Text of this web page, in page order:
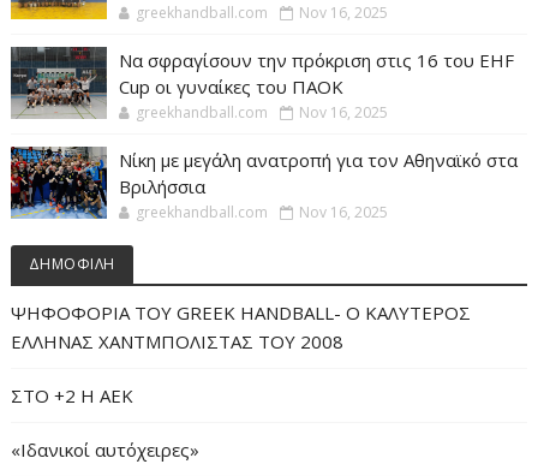
greekhandball.com Nov 16, 2025
Να σφραγίσουν την πρόκριση στις 16 του EHF
Cup οι γυναίκες του ΠΑΟΚ
greekhandball.com Nov 16, 2025
Νίκη με μεγάλη ανατροπή για τον Αθηναϊκό στα
Βριλήσσια
greekhandball.com Nov 16, 2025
ΔΗΜΟΦΙΛΗ
ΨΗΦΟΦΟΡΙΑ ΤΟΥ GREEK HANDBALL- O ΚΑΛΥΤΕΡΟΣ
ΕΛΛΗΝΑΣ ΧΑΝΤΜΠΟΛΙΣΤΑΣ ΤΟΥ 2008
ΣΤΟ +2 Η ΑΕΚ
«Iδανικοί αυτόχειρες»